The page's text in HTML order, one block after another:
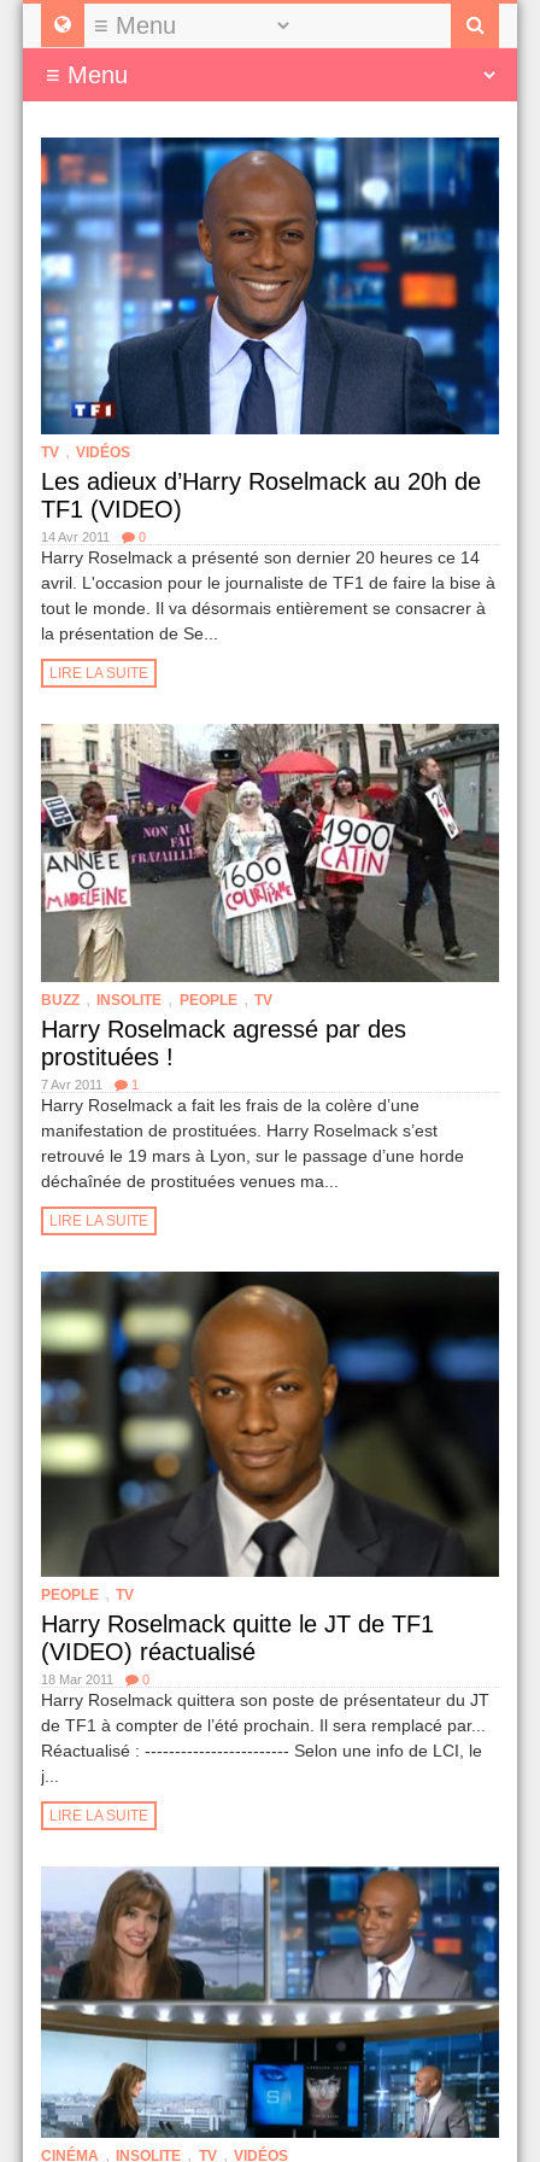
TV , VIDÉOS
Les adieux d’Harry Roselmack au 20h de
TF1 (VIDEO)
14 Avr 2011 0
Harry Roselmack a présenté son dernier 20 heures ce 14
avril. L'occasion pour le journaliste de TF1 de faire la bise à
tout le monde. Il va désormais entièrement se consacrer à
la présentation de Se...
LIRE LA SUITE
BUZZ , INSOLITE , PEOPLE , TV
Harry Roselmack agressé par des
prostituées !
7 Avr 2011 1
Harry Roselmack a fait les frais de la colère d’une
manifestation de prostituées. Harry Roselmack s’est
retrouvé le 19 mars à Lyon, sur le passage d’une horde
déchaînée de prostituées venues ma...
LIRE LA SUITE
PEOPLE , TV
Harry Roselmack quitte le JT de TF1
(VIDEO) réactualisé
18 Mar 2011 0
Harry Roselmack quittera son poste de présentateur du JT
de TF1 à compter de l’été prochain. Il sera remplacé par...
Réactualisé : ------------------------ Selon une info de LCI, le
j...
LIRE LA SUITE
CINÉMA , INSOLITE , TV , VIDÉOS